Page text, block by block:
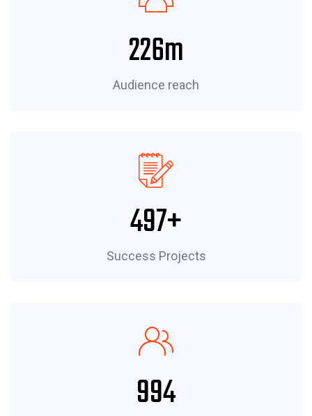
320m
Audience reach
788+
Success Projects
1278